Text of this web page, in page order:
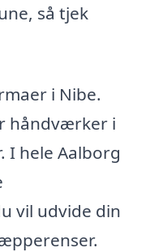
så tjek
i Nibe.
håndværker i
I hele Aalborg
vil udvide din